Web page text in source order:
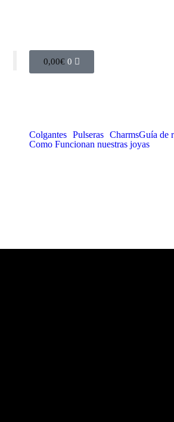
0,00€ 0
Colgantes Pulseras CharmsGuía de
Como Funcionan nuestras joyas